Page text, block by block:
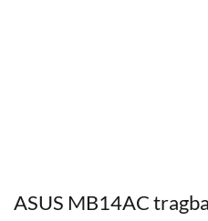
ASUS MB14AC
Zum